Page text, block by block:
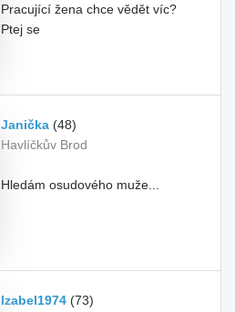
Pracující žena chce vědět víc?
Ptej se
Janička (48)
Havlíčkův Brod
Hledám osudového muže...
Izabel1974 (73)